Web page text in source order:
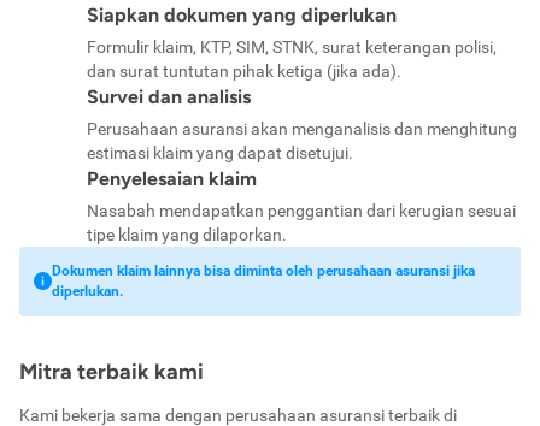
Siapkan dokumen yang diperlukan
Formulir klaim, KTP, SIM, STNK, surat keterangan polisi,
dan surat tuntutan pihak ketiga (jika ada).
Survei dan analisis
Perusahaan asuransi akan menganalisis dan menghitung
estimasi klaim yang dapat disetujui.
Penyelesaian klaim
Nasabah mendapatkan penggantian dari kerugian sesuai
tipe klaim yang dilaporkan.
Dokumen klaim lainnya bisa diminta oleh perusahaan asuransi jika
diperlukan.
Mitra terbaik kami
Kami bekerja sama dengan perusahaan asuransi terbaik di